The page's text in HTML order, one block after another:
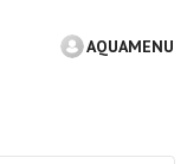
AQUAMENU